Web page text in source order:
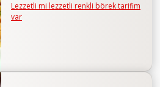
Lezzetli mi lezzetli renkli börek tarifim
var